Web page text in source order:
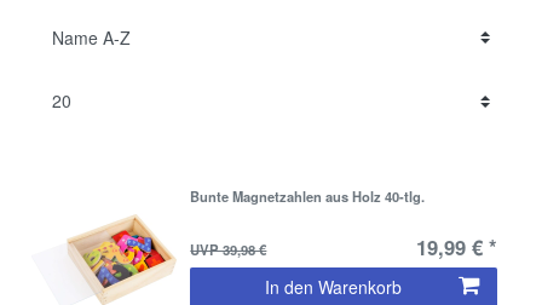
Bunte Magnetzahlen aus Holz 40-tlg.
UVP 39,98 € 19,99 € *
In den Warenkorb